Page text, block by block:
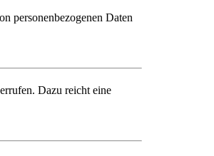
personenbezogenen Daten
Dazu reicht eine